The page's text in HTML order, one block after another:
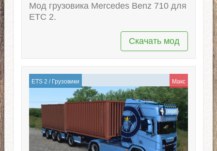
Мод грузовика Mercedes Benz 710 для
ЕТС 2.
Скачать мод
ETS 2 / Грузовики Макс